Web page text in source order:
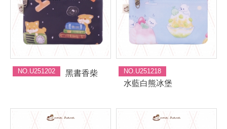
NO.U251202 黑書香柴 NO.U251218
水藍白熊冰堡